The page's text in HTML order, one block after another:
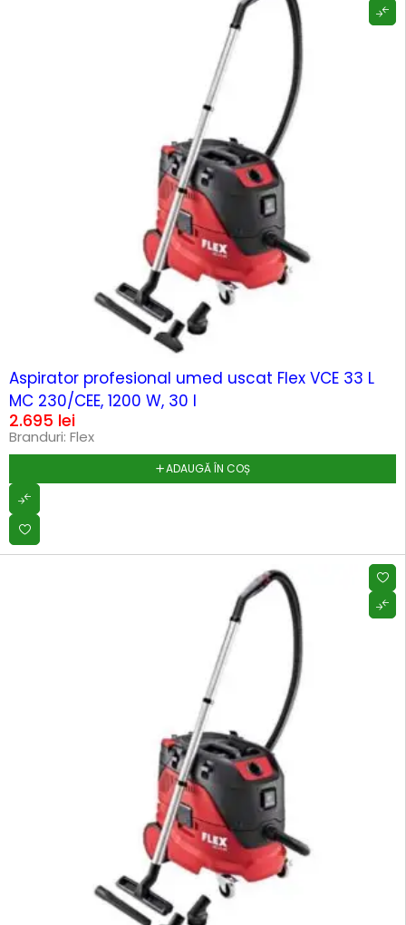
Aspirator profesional umed uscat Flex VCE 33 L
MC 230/CEE, 1200 W, 30 l
2.695 lei
Branduri: Flex
ADAUGĂ ÎN COȘ